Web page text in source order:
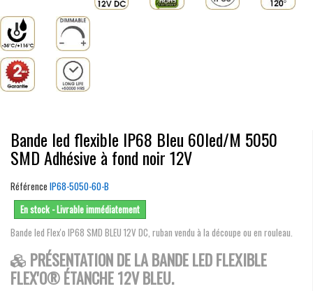
Bande led flexible IP68 Bleu 60led/M 5050
SMD Adhésive à fond noir 12V
Référence IP68-5050-60-B
En stock - Livrable immédiatement
Bande led Flex'o IP68 SMD BLEU 12V DC, ruban vendu à la découpe ou en rouleau.
PRÉSENTATION DE LA BANDE LED FLEXIBLE
FLEX'O® ÉTANCHE 12V BLEU.